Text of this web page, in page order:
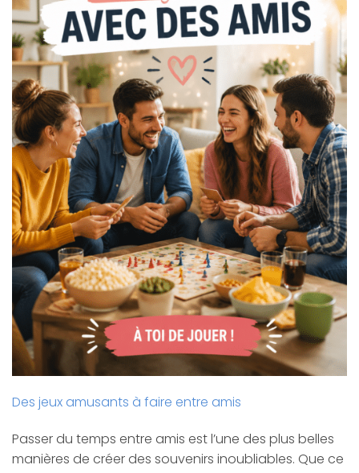
Des jeux amusants à faire entre amis
Passer du temps entre amis est l’une des plus belles
manières de créer des souvenirs inoubliables. Que ce